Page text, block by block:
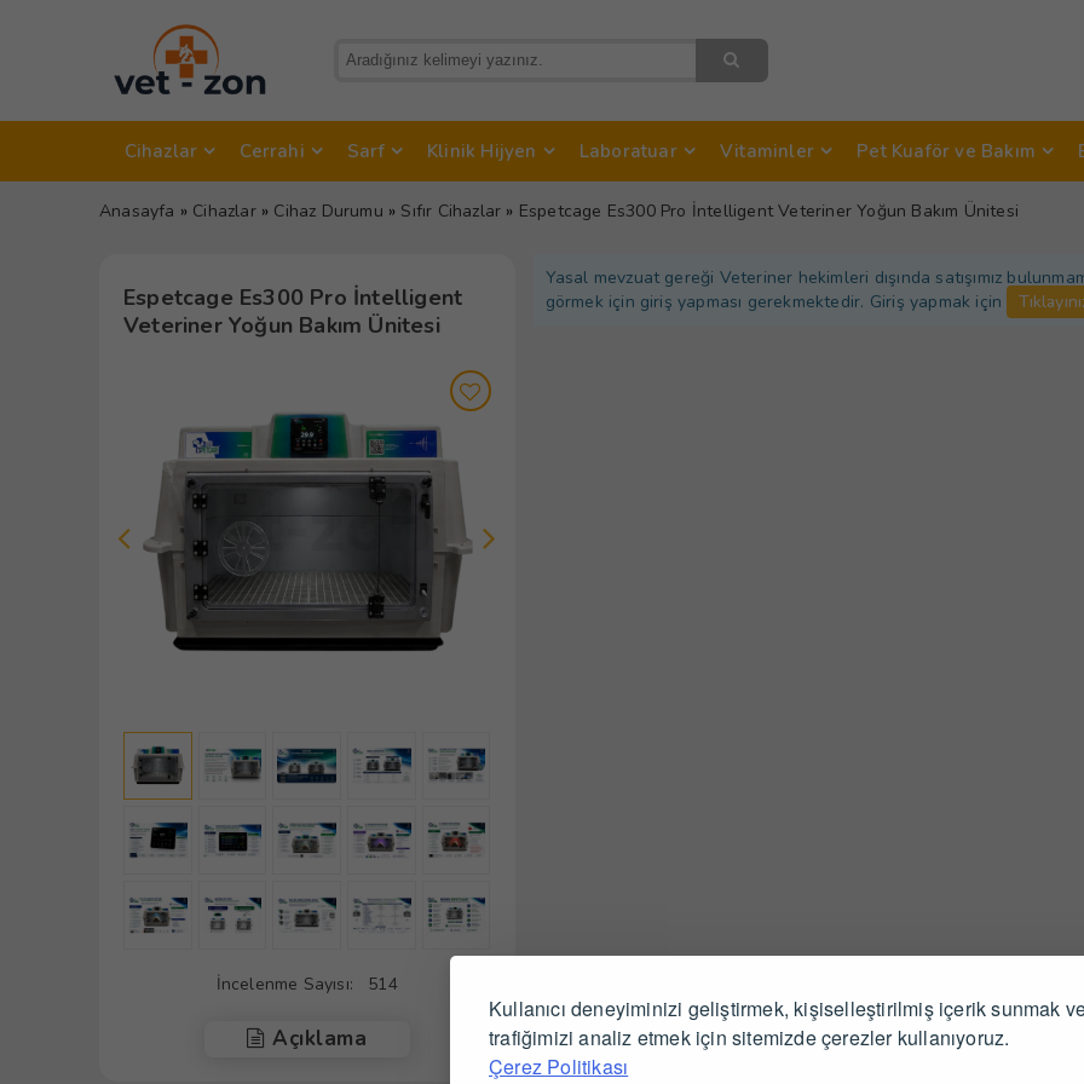
Kullanıcı deneyiminizi geliştirmek, kişiselleştirilmiş içerik sunmak
trafiğimizi analiz etmek için sitemizde çerezler kullanıyoruz.
Çerez Politikası
Cihazlar Cerrahi Sarf Klinik Hijyen Laboratuar Vitaminler Pet Kuaför ve Bakım
Anasayfa » Cihazlar » Cihaz Durumu » Sıfır Cihazlar » Espetcage Es300 Pro İntelligent Veteriner Yoğun Bakım Ünitesi
Espetcage Es300 Pro İntelligent
Veteriner Yoğun Bakım Ünitesi
İncelenme Sayısı: 514
Açıklama
Yasal mevzuat gereği Veteriner hekimleri dışında satışımız
görmek için giriş yapması gerekmektedir. Giriş yapmak için